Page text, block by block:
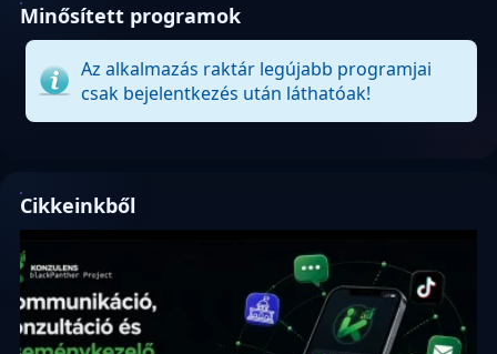
Minősített programok
Az alkalmazás raktár legújabb programjai
csak bejelentkezés után láthatóak!
Cikkeinkből